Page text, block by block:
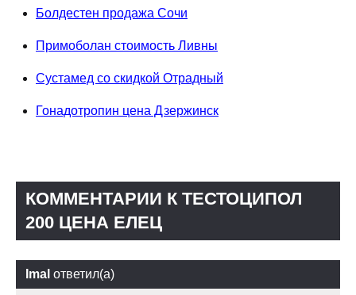
Болдестен продажа Сочи
Примоболан стоимость Ливны
Сустамед со скидкой Отрадный
Гонадотропин цена Дзержинск
КОММЕНТАРИИ К ТЕСТОЦИПОЛ
200 ЦЕНА ЕЛЕЦ
Imal ответил(а)